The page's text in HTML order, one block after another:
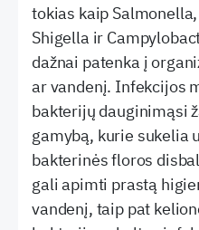
tokias kaip
Shigella ir
dažnai patenka į
ar vandenį. Infekcijos
bakterijų dauginimąsi
gamybą, kurie sukelia
bakterinės floros
gali apimti prastą
vandenį, taip pat